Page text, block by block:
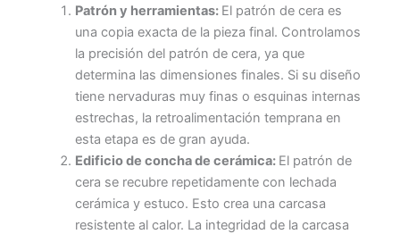
Patrón y herramientas: El patrón de cera es
una copia exacta de la pieza final. Controlamos
la precisión del patrón de cera, ya que
determina las dimensiones finales. Si su diseño
tiene nervaduras muy finas o esquinas internas
estrechas, la retroalimentación temprana en
esta etapa es de gran ayuda.
Edificio de concha de cerámica: El patrón de
cera se recubre repetidamente con lechada
cerámica y estuco. Esto crea una carcasa
resistente al calor. La integridad de la carcasa